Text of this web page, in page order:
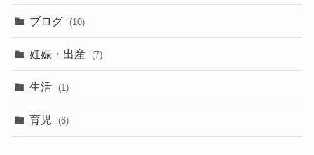
ブログ (10)
妊娠・出産 (7)
生活 (1)
育児 (6)